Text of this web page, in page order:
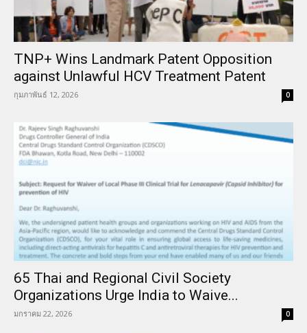
TNP+ Wins Landmark Patent Opposition
against Unlawful HCV Treatment Patent
กุมภาพันธ์ 12, 2026 0
65 Thai and Regional Civil Society
Organizations Urge India to Waive...
มกราคม 22, 2026 0